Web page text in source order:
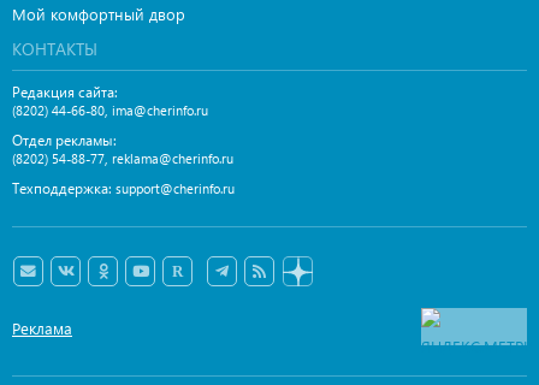
Мой комфортный двор
КОНТАКТЫ
Редакция сайта:
(8202) 44-66-80 ima@cherinfo.ru
Отдел рекламы:
(8202) 54-88-77 reklama@cherinfo.ru
Техподдержка: support@cherinfo.ru
Реклама